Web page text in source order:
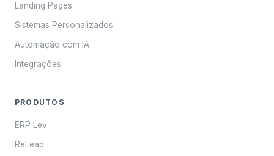
Landing Pages
Sistemas Personalizados
Automação com IA
Integrações
PRODUTOS
ERP Lev
ReLead